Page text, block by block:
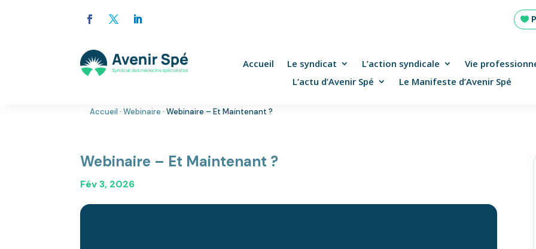
Accueil Le syndicat L’action syndicale
Vie
L’actu d’Avenir Spé
Le Manifeste d’Avenir Spé
Accueil ·Webinaire ·Webinaire – Et Maintenant ?
Webinaire – Et Maintenant ?
Fév 3, 2026